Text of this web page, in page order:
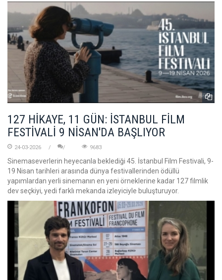
127 HİKAYE, 11 GÜN: İSTANBUL FİLM
FESTİVALİ 9 NİSAN'DA BAŞLIYOR
24-03-2026 9683
Sinemaseverlerin heyecanla beklediği 45. İstanbul Film Festivali, 9-
19 Nisan tarihleri arasında dünya festivallerinden ödüllü
yapımlardan yerli sinemanın en yeni örneklerine kadar 127 filmlik
dev seçkiyi, yedi farklı mekanda izleyiciyle buluşturuyor.